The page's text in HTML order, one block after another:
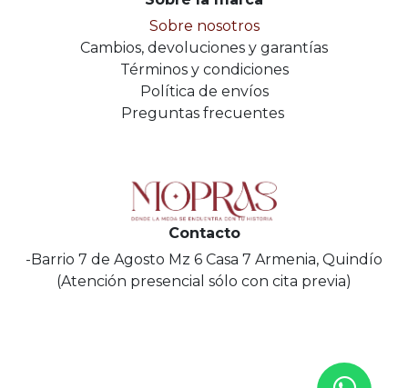
Sobre nosotros
Cambios, devoluciones y garantías
Términos y condiciones
Política de envíos
Preguntas frecuentes
Contacto
-Barrio 7 de Agosto Mz 6 Casa 7 Armenia, Quindío
(Atención presencial sólo con cita previa)